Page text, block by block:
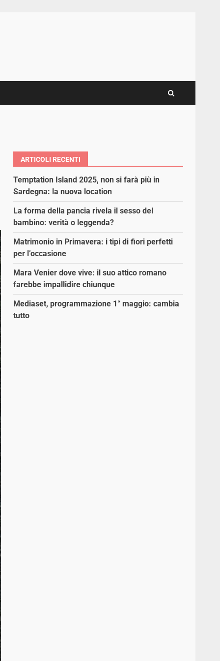
ARTICOLI RECENTI
Temptation Island 2025, non si farà più in
Sardegna: la nuova location
La forma della pancia rivela il sesso del
bambino: verità o leggenda?
Matrimonio in Primavera: i tipi di fiori perfetti
per l’occasione
Mara Venier dove vive: il suo attico romano
farebbe impallidire chiunque
Mediaset, programmazione 1° maggio: cambia
tutto